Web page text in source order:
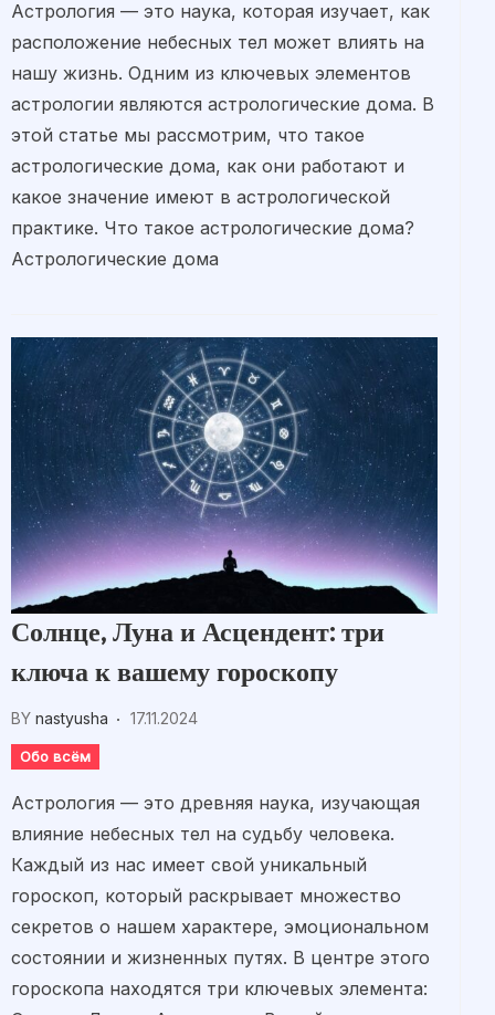
Астрология — это наука, которая изучает, как
расположение небесных тел может влиять на
нашу жизнь. Одним из ключевых элементов
астрологии являются астрологические дома. В
этой статье мы рассмотрим, что такое
астрологические дома, как они работают и
какое значение имеют в астрологической
практике. Что такое астрологические дома?
Астрологические дома
Солнце, Луна и Асцендент: три
ключа к вашему гороскопу
BY nastyusha 17.11.2024
Обо всём
Астрология — это древняя наука, изучающая
влияние небесных тел на судьбу человека.
Каждый из нас имеет свой уникальный
гороскоп, который раскрывает множество
секретов о нашем характере, эмоциональном
состоянии и жизненных путях. В центре этого
гороскопа находятся три ключевых элемента: